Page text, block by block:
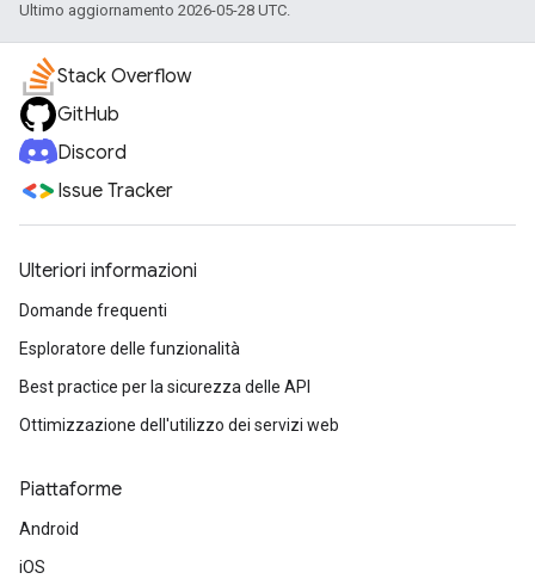
Ultimo aggiornamento 2026-05-28 UTC.
Stack Overflow
GitHub
Discord
Issue Tracker
Ulteriori informazioni
Domande frequenti
Esploratore delle funzionalità
Best practice per la sicurezza delle API
Ottimizzazione dell'utilizzo dei servizi web
Piattaforme
Android
iOS